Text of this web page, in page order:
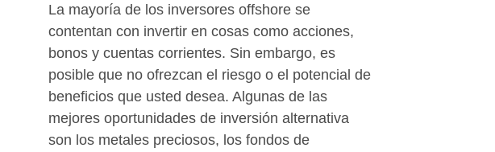
La mayoría de los inversores offshore se
contentan con invertir en cosas como acciones,
bonos y cuentas corrientes. Sin embargo, es
posible que no ofrezcan el riesgo o el potencial de
beneficios que usted desea. Algunas de las
mejores oportunidades de inversión alternativa
son los metales preciosos, los fondos de